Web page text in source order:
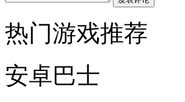
热门游戏推荐
安卓巴士